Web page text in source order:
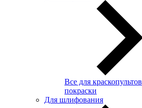
Все для краскопультов
покраски
Для шлифования